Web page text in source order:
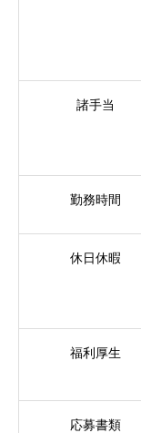
諸手当
勤務時間
休日休暇
福利厚生
応募書類